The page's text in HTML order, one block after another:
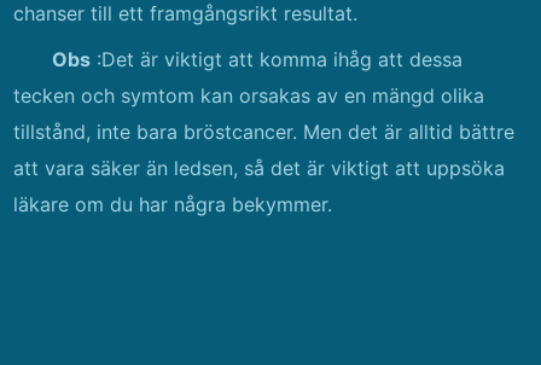
chanser till ett framgångsrikt resultat.
Obs :Det är viktigt att komma ihåg att dessa
tecken och symtom kan orsakas av en mängd olika
tillstånd, inte bara bröstcancer. Men det är alltid bättre
att vara säker än ledsen, så det är viktigt att uppsöka
läkare om du har några bekymmer.